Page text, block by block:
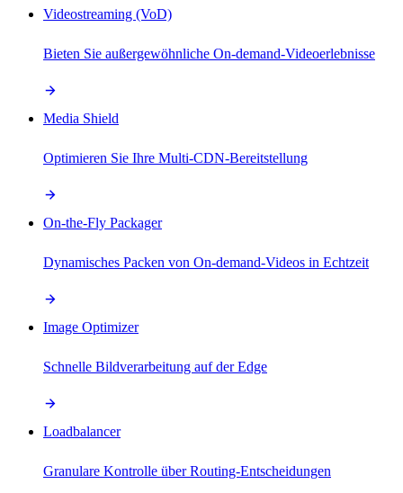
Videostreaming (VoD)
Bieten Sie außergewöhnliche On-demand-Videoerlebnisse
Media Shield
Optimieren Sie Ihre Multi-CDN-Bereitstellung
On-the-Fly Packager
Dynamisches Packen von On-demand-Videos in Echtzeit
Image Optimizer
Schnelle Bildverarbeitung auf der Edge
Loadbalancer
Granulare Kontrolle über Routing-Entscheidungen